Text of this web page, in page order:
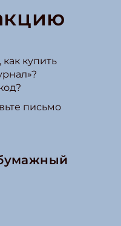
как купить
письмо